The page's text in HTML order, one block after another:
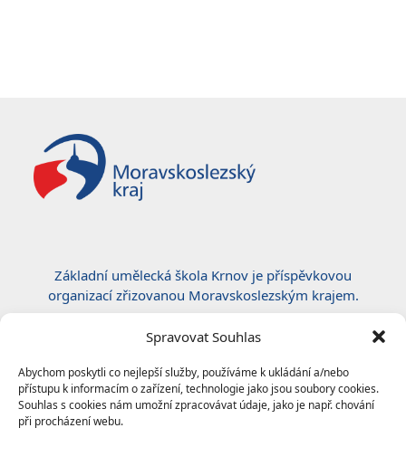
Spravovat Souhlas
Abychom poskytli co nejlepší služby, používáme k ukládání a/nebo
přístupu k informacím o zařízení, technologie jako jsou soubory cookies.
Souhlas s cookies nám umožní zpracovávat údaje, jako je např. chování
při procházení webu.
Základní umělecká škola Krnov je příspěvkovou
organizací zřizovanou Moravskoslezským krajem.
Certifikace ČSN EN ISO 50001:2019